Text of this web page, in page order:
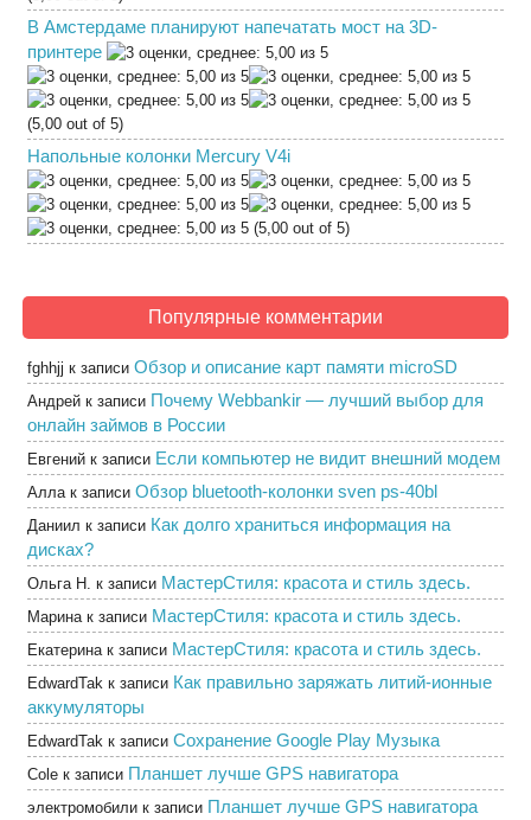
В Амстердаме планируют напечатать мост на 3D-
принтере
(5,00 out of 5)
Напольные колонки Mercury V4i
(5,00 out of 5)
Популярные комментарии
fghhjj к записи Обзор и описание карт памяти microSD
Андрей к записи Почему Webbankir — лучший выбор для
онлайн займов в России
Евгений к записи Если компьютер не видит внешний модем
Аллак записи Обзор bluetooth-колонки sven ps-40bl
Даниил к записи Как долго храниться информация на
дисках?
Ольга Н. к записи МастерСтиля: красота и стиль здесь.
Маринак записи МастерСтиля: красота и стиль здесь.
Екатеринак записи МастерСтиля: красота и стиль здесь.
EdwardTak к записи Как правильно заряжать литий-ионные
аккумуляторы
EdwardTak к записи Сохранение Google Play Музыка
Cole к записи Планшет лучше GPS навигатора
электромобили к записи Планшет лучше GPS навигатора